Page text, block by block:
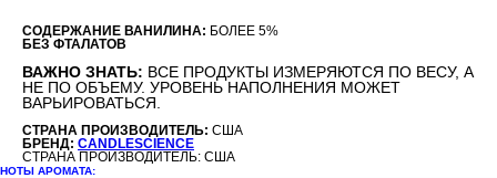
СОДЕРЖАНИЕ ВАНИЛИНА: БОЛЕЕ 5%
БЕЗ ФТАЛАТОВ
ВАЖНО ЗНАТЬ: ВСЕ ПРОДУКТЫ ИЗМЕРЯЮТСЯ ПО ВЕСУ, А
НЕ ПО ОБЪЕМУ. УРОВЕНЬ НАПОЛНЕНИЯ МОЖЕТ
ВАРЬИРОВАТЬСЯ.
СТРАНА ПРОИЗВОДИТЕЛЬ: США
БРЕНД: CANDLESCIENCE
СТРАНА ПРОИЗВОДИТЕЛЬ: США
НОТЫ АРОМАТА: